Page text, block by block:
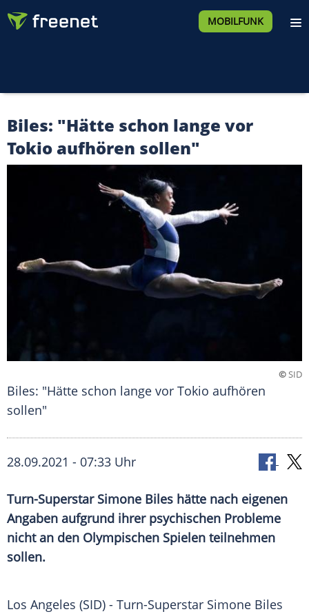
MOBILFUNK
Biles: "Hätte schon lange vor
Tokio aufhören sollen"
©SID
Biles: "Hätte schon lange vor Tokio aufhören
sollen"
28.09.2021 - 07:33 Uhr
Turn-Superstar Simone Biles hätte nach eigenen
Angaben aufgrund ihrer psychischen Probleme
nicht an den Olympischen Spielen teilnehmen
sollen.
Los Angeles (SID) - Turn-Superstar Simone Biles